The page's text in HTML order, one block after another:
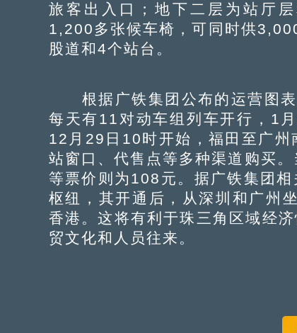
旅客出入口；地下二层为站厅
1,200多张候车椅，可同时供
股道和4个站台。
根据广铁集团公布的运营图表
每天有11对动车组列车开行，1
12月29日10时开始，福田至广
站窗口、代售点等多种渠道购买
等票价则为108元。据广铁集团
枢纽，其开通后，从深圳和广州
香港。这将有利于珠三角区域经
贸文化和人员往来。